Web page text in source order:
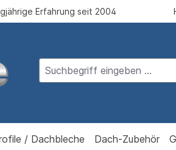
Erfahrung seit 2004
/ Dachbleche Dach-Zubehör